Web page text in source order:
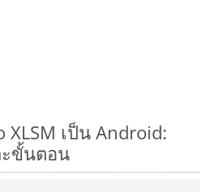
XLSM เป็น Android:
ขั้นตอน